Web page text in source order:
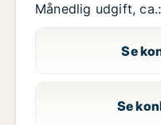
Månedlig udgift, ca.:
Se
Se